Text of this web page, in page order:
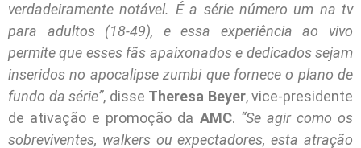
verdadeiramente notável. É a série número um na tv
para adultos (18-49), e essa experiência ao vivo
permite que esses fãs apaixonados e dedicados sejam
inseridos no apocalipse zumbi que fornece o plano de
fundo da série”, disse Theresa Beyer, vice-presidente
de ativação e promoção da AMC. “Se agir como os
sobreviventes, walkers ou expectadores, esta atração